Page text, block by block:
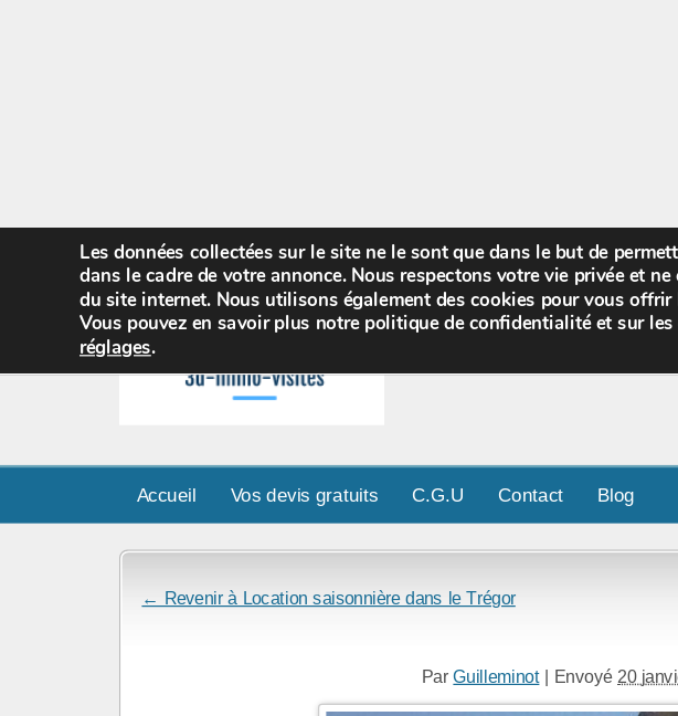
Accueil Vos devis gratuits C.G.U Contact Blog
← Revenir à Location saisonnière dans le Trégor
Par Guilleminot | Envoyé 20
Les données collectées sur le site ne le sont que dans le but de
dans le cadre de votre annonce. Nous respectons votre vie privée et
du site internet. Nous utilisons également des cookies pour vous offrir
Vous pouvez en savoir plus notre politique de confidentialité et sur
réglages.